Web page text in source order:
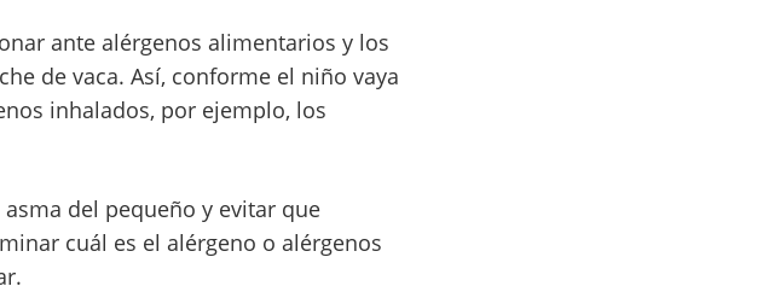
ante alérgenos alimentarios y los
de vaca. Así, conforme el niño vaya
inhalados, por ejemplo, los
del pequeño y evitar que
cuál es el alérgeno o alérgenos